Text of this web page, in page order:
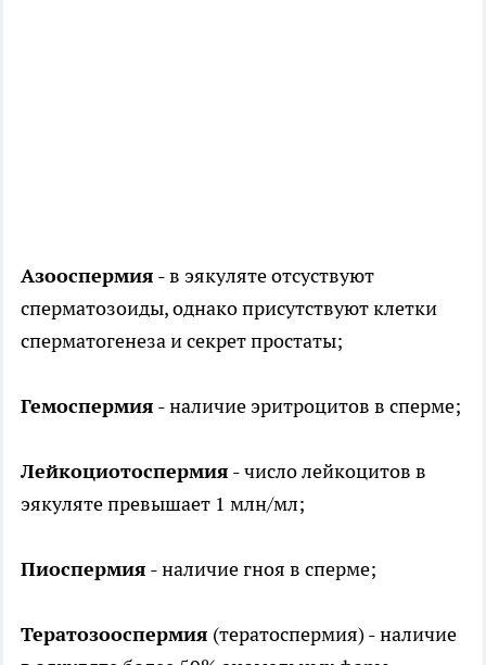
Азооспермия - в эякуляте отсуствуют
сперматозоиды, однако присутствуют клетки
сперматогенеза и секрет простаты;
Гемоспермия - наличие эритроцитов в сперме;
Лейкоциотоспермия - число лейкоцитов в
эякуляте превышает 1 млн/мл;
Пиоспермия - наличие гноя в сперме;
Тератозооспермия (тератоспермия) - наличие